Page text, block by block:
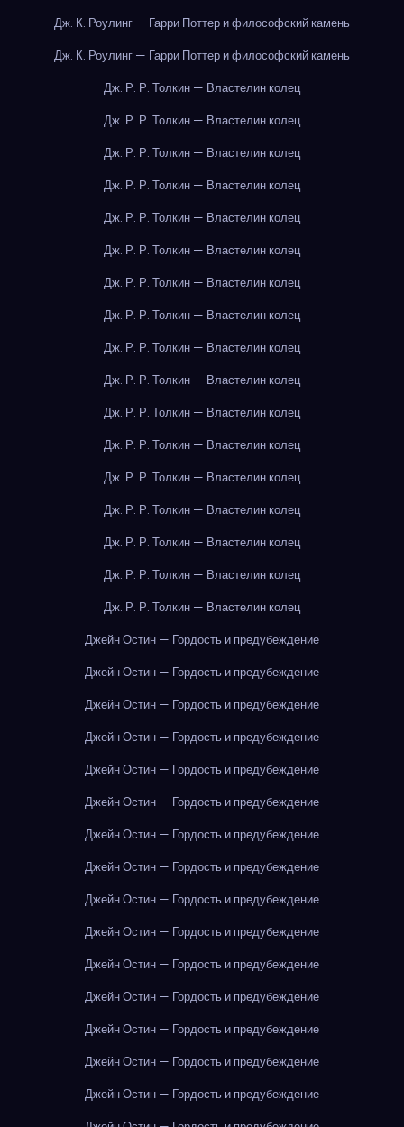
Дж. К. Роулинг — Гарри Поттер и философский камень
Дж. К. Роулинг — Гарри Поттер и философский камень
Дж. Р. Р. Толкин — Властелин колец
Дж. Р. Р. Толкин — Властелин колец
Дж. Р. Р. Толкин — Властелин колец
Дж. Р. Р. Толкин — Властелин колец
Дж. Р. Р. Толкин — Властелин колец
Дж. Р. Р. Толкин — Властелин колец
Дж. Р. Р. Толкин — Властелин колец
Дж. Р. Р. Толкин — Властелин колец
Дж. Р. Р. Толкин — Властелин колец
Дж. Р. Р. Толкин — Властелин колец
Дж. Р. Р. Толкин — Властелин колец
Дж. Р. Р. Толкин — Властелин колец
Дж. Р. Р. Толкин — Властелин колец
Дж. Р. Р. Толкин — Властелин колец
Дж. Р. Р. Толкин — Властелин колец
Дж. Р. Р. Толкин — Властелин колец
Дж. Р. Р. Толкин — Властелин колец
Джейн Остин — Гордость и предубеждение
Джейн Остин — Гордость и предубеждение
Джейн Остин — Гордость и предубеждение
Джейн Остин — Гордость и предубеждение
Джейн Остин — Гордость и предубеждение
Джейн Остин — Гордость и предубеждение
Джейн Остин — Гордость и предубеждение
Джейн Остин — Гордость и предубеждение
Джейн Остин — Гордость и предубеждение
Джейн Остин — Гордость и предубеждение
Джейн Остин — Гордость и предубеждение
Джейн Остин — Гордость и предубеждение
Джейн Остин — Гордость и предубеждение
Джейн Остин — Гордость и предубеждение
Джейн Остин — Гордость и предубеждение